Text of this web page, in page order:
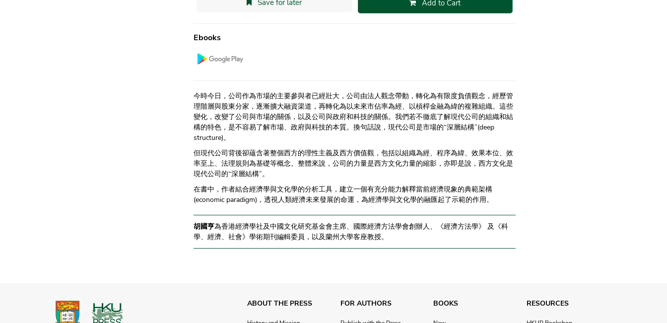
Save for later Add to Cart
Ebooks
今時今日，公司作為市場的主要參與者已經壯大，公司由法人觀念帶動，轉化為有限度負債觀念，經歷管
理階層與股東分家，逐漸擴大融資渠道，再轉化為以未來市佔率為經、以槓桿金融為緯的複雜組織。這些
變化，改變了公司與市場的關係，以及公司與政府和科技的關係。我們若不徹底了解現代公司的組織和結
構的特色，是不容易了解市場、政府與科技的本質。換句話說，現代公司是市場的“深層結構”(deep
structure)。
但現代公司背後卻蘊含著整個西方的理性主義及西方價值觀，包括以組織為經、程序為緯、效果本位、效
率至上、法理規則為基礎等概念。整體來說，公司的力量是西方文化力量的縮影，亦即是說，西方文化是
現代公司的“深層結構”。
在書中，作者結合經濟學與文化學的分析工具，建立一個有充分能力解釋當前經濟現象的典範架構
(economic paradigm)，透視人類經濟未來發展的命運，為經濟學與文化學的融匯起了示範的作用。
胡國亨為香港經濟學社及中國文化研究基金會主席、國際經濟方法學會創辦人、《經濟方法學》 及《科
學、經濟、社會》學術期刊編輯委員，以及蘭州大學客座教授。
ABOUT THE PRESS FOR AUTHORS BOOKS RESOURCES